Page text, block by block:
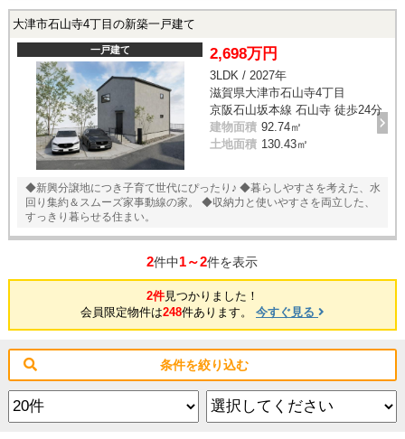
大津市石山寺4丁目の新築一戸建て
一戸建て 2,698万円
3LDK / 2027年
滋賀県大津市石山寺4丁目
京阪石山坂本線 石山寺 徒歩24分
建物面積 92.74㎡
土地面積 130.43㎡
◆新興分譲地につき子育て世代にぴったり♪ ◆暮らしやすさを考えた、水
回り集約＆スムーズ家事動線の家。 ◆収納力と使いやすさを両立した、
すっきり暮らせる住まい。
2件中1～2件を表示
2件見つかりました！
会員限定物件は248件あります。 今すぐ見る
条件を絞り込む